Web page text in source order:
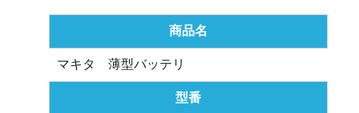
商品名
マキタ 薄型バッテリ
型番